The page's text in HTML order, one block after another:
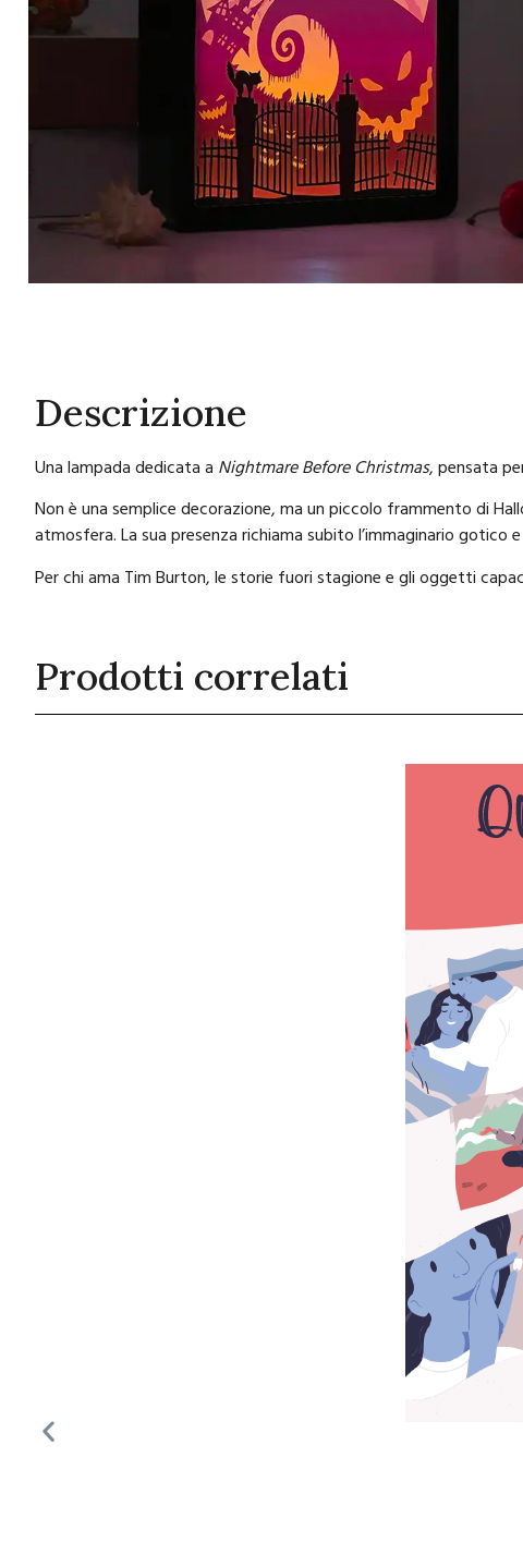
Descrizione
Una lampada dedicata a Nightmare Before Christmas, pensata
Non è una semplice decorazione, ma un piccolo frammento di
atmosfera. La sua presenza richiama subito l’immaginario
Per chi ama Tim Burton, le storie fuori stagione e gli oggetti
Prodotti correlati